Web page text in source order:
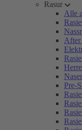
Rasur
Alle
After
Pre-